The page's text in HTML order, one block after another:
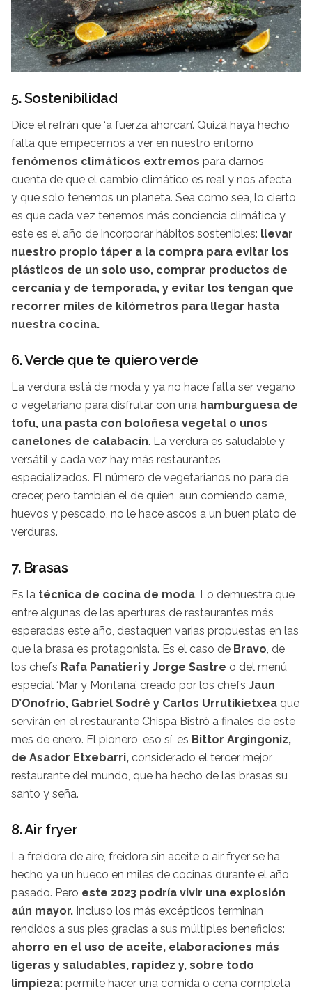
5. Sostenibilidad
Dice el refrán que ‘a fuerza ahorcan’. Quizá haya hecho
falta que empecemos a ver en nuestro entorno
fenómenos climáticos extremos para darnos
cuenta de que el cambio climático es real y nos afecta
y que solo tenemos un planeta. Sea como sea, lo cierto
es que cada vez tenemos más conciencia climática y
este es el año de incorporar hábitos sostenibles: llevar
nuestro propio táper a la compra para evitar los
plásticos de un solo uso, comprar productos de
cercanía y de temporada, y evitar los tengan que
recorrer miles de kilómetros para llegar hasta
nuestra cocina.
6. Verde que te quiero verde
La verdura está de moda y ya no hace falta ser vegano
o vegetariano para disfrutar con una hamburguesa de
tofu, una pasta con boloñesa vegetal o unos
canelones de calabacín. La verdura es saludable y
versátil y cada vez hay más restaurantes
especializados. El número de vegetarianos no para de
crecer, pero también el de quien, aun comiendo carne,
huevos y pescado, no le hace ascos a un buen plato de
verduras.
7. Brasas
Es la técnica de cocina de moda. Lo demuestra que
entre algunas de las aperturas de restaurantes más
esperadas este año, destaquen varias propuestas en las
que la brasa es protagonista. Es el caso de Bravo, de
los chefs Rafa Panatieri y Jorge Sastre o del menú
especial ‘Mar y Montaña’ creado por los chefs Jaun
D’Onofrio, Gabriel Sodré y Carlos Urrutikietxea que
servirán en el restaurante Chispa Bistró a finales de este
mes de enero. El pionero, eso sí, es Bittor Argingoniz,
de Asador Etxebarri, considerado el tercer mejor
restaurante del mundo, que ha hecho de las brasas su
santo y seña.
8. Air fryer
La freidora de aire, freidora sin aceite o air fryer se ha
hecho ya un hueco en miles de cocinas durante el año
pasado. Pero este 2023 podría vivir una explosión
aún mayor. Incluso los más excépticos terminan
rendidos a sus pies gracias a sus múltiples beneficios:
ahorro en el uso de aceite, elaboraciones más
ligeras y saludables, rapidez y, sobre todo
limpieza: permite hacer una comida o cena completa